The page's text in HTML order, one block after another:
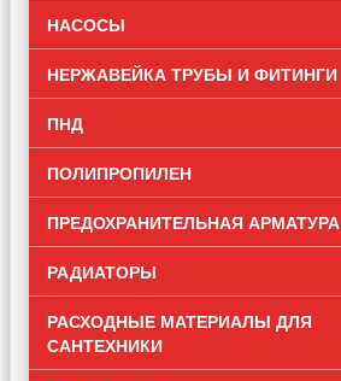
НАСОСЫ
НЕРЖАВЕЙКА ТРУБЫ И ФИТИНГИ
ПНД
ПОЛИПРОПИЛЕН
ПРЕДОХРАНИТЕЛЬНАЯ АРМАТУРА
РАДИАТОРЫ
РАСХОДНЫЕ МАТЕРИАЛЫ ДЛЯ
САНТЕХНИКИ